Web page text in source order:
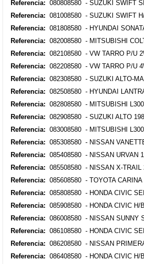
Referencia: 080808580 - SUZUKI SWIFT
Referencia: 081008580 - SUZUKI SWIFT
Referencia: 081808580 - HYUNDAI
Referencia: 082008580 - MITSUBISHI
Referencia: 082108580 - VW TARRO P/U
Referencia: 082208580 - VW TARRO P/U
Referencia: 082308580 - SUZUKI ALTO-
Referencia: 082508580 - HYUNDAI
Referencia: 082808580 - MITSUBISHI
Referencia: 082908580 - SUZUKI ALTO
Referencia: 083008580 - MITSUBISHI
Referencia: 085308580 - NISSAN
Referencia: 085408580 - NISSAN URVAN
Referencia: 085508580 - NISSAN X-TRAIL
Referencia: 085608580 - TOYOTA CARINA
Referencia: 085808580 - HONDA CIVIC
Referencia: 085908580 - HONDA CIVIC H/
Referencia: 086008580 - NISSAN SUNNY
Referencia: 086108580 - HONDA CIVIC
Referencia: 086208580 - NISSAN
Referencia: 086408580 - HONDA CIVIC H/